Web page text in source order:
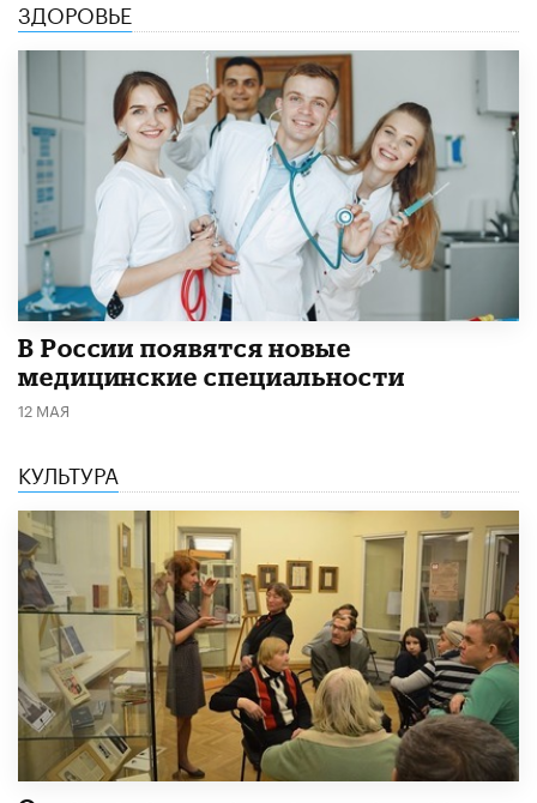
ЗДОРОВЬЕ
В России появятся новые
медицинские специальности
12 МАЯ
КУЛЬТУРА